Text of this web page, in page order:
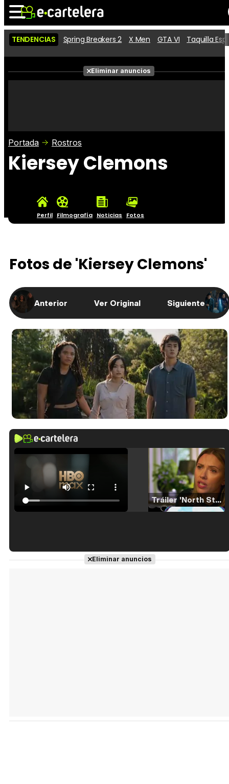
Noticias Cartelera
Películas
Críticas
TENDENCIAS Spring Breakers 2 X Men GTA VI Taquilla
Eliminar anuncios
Portada Rostros
Kiersey Clemons
Perfil Filmografía Noticias Fotos
Fotos de 'Kiersey Clemons'
Anterior Ver Original Siguiente
Tráiler 'North Star' (2023)
Tráiler en español de 'La isla olvidada'
Eliminar anuncios